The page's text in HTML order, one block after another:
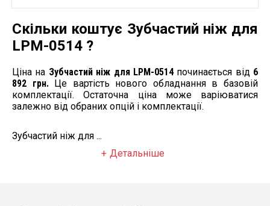
Скільки коштує Зубчастий ніж для
LPM-0514 ?
Ціна на Зубчастий ніж для LPM-0514починається від 6
892 грн.Це вартість нового обладнання в базовій
комплектації. Остаточна ціна може варіюватися
залежно від обраних опцій і комплектації.
Зубчастий ніж для ...
Детальніше